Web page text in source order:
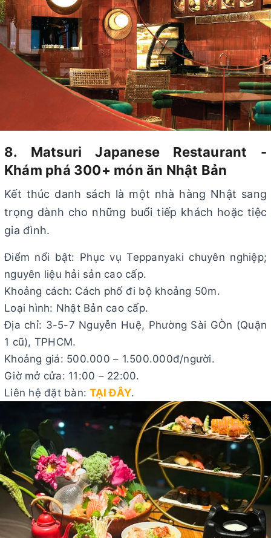
8. Matsuri Japanese Restaurant -
Khám phá 300+ món ăn Nhật Bản
Kết thúc danh sách là một nhà hàng Nhật sang
trọng dành cho những buổi tiếp khách hoặc tiệc
gia đình.
Điểm nổi bật: Phục vụ Teppanyaki chuyên nghiệp;
nguyên liệu hải sản cao cấp.
Khoảng cách: Cách phố đi bộ khoảng 50m.
Loại hình: Nhật Bản cao cấp.
Địa chỉ: 3-5-7 Nguyễn Huệ, Phường Sài GÒn (Quận
1 cũ), TPHCM.
Khoảng giá: 500.000 – 1.500.000đ/người.
Giờ mở cửa: 11:00 – 22:00.
Liên hệ đặt bàn:TẠI ĐÂY.